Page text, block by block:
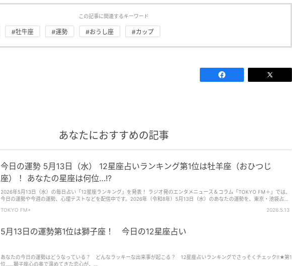
この記事に関連するキーワード
#牡牛座 #運勢 #おうし座 #カップ
あなたにおすすめの記事
今日の運勢 5月13日（水） 12星座占いランキング第1位は牡羊座（おひつじ
座）！ あなたの星座は何位…!?
2026年5月13日（水）の毎日占い「12星座ランキング」を発表！ ラジオ発のエンタメニュース＆コラム「TOKYO FM＋」では、
今日の運勢や今週の運勢、心理テストなどを配信中です。2026年（令和8年）5月13日（水）のあなたの運勢を、東京・池袋占い
1位は牡羊座（おひつじ座）！ あなたの星座は何位……？
TOKYO FM+ 2026.5.13
5月13日の運勢第1位は獅子座！ 今日の12星座占い
あなたの今日の運勢はどうなっている？ どんなラッキーな出来事が起こる？ 12星座占いランキングでさっそくチェック!!★第1
位……獅子座心の奥で温めてきた恋心が、…